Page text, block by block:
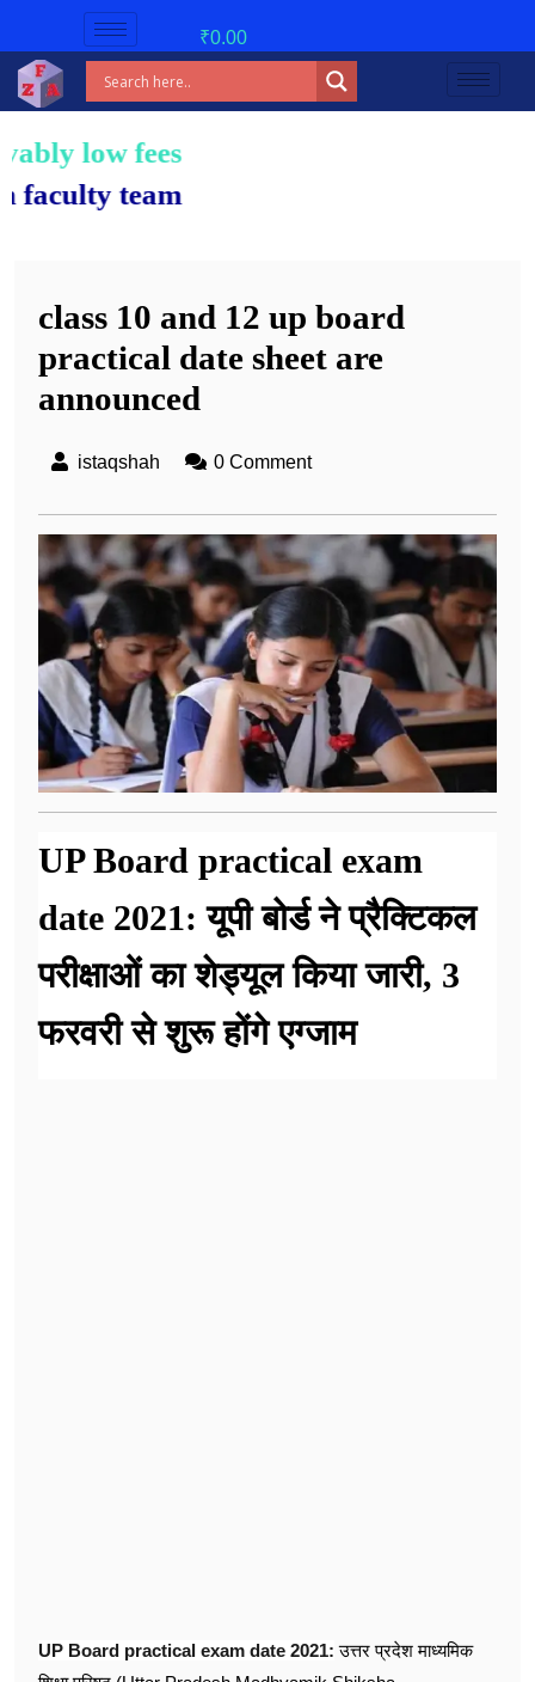
₹0.00
fees!
class 10 and 12 up board
practical date sheet are
announced
istaqshah 0 Comment
UP Board practical exam
date 2021: यूपी बोर्ड ने प्रैक्टिकल
परीक्षाओं का शेड्यूल किया जारी, 3
फरवरी से शुरू होंगे एग्जाम
UP Board practical exam date 2021: उत्तर प्रदेश माध्यमिक